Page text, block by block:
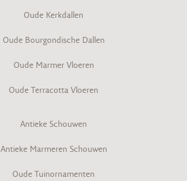
Oude Kerkdallen
Oude Bourgondische Dallen
Oude Marmer Vloeren
Oude Terracotta Vloeren
Antieke Schouwen
Antieke Marmeren Schouwen
Oude Tuinornamenten